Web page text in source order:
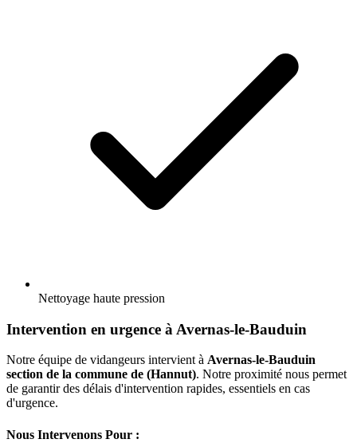
Nettoyage haute pression
Intervention en urgence à Avernas-le-Bauduin
Notre équipe de vidangeurs intervient à Avernas-le-Bauduin
section de la commune de (Hannut). Notre proximité nous permet
de garantir des délais d'intervention rapides, essentiels en cas
d'urgence.
Nous Intervenons Pour :